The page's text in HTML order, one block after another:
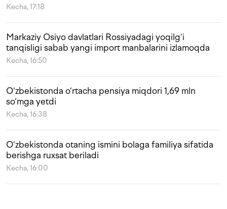
Kecha, 17:18
Markaziy Osiyo davlatlari Rossiyadagi yoqilg‘i
tanqisligi sabab yangi import manbalarini izlamoqda
Kecha, 16:50
O‘zbekistonda o‘rtacha pensiya miqdori 1,69 mln
so‘mga yetdi
Kecha, 16:38
O‘zbekistonda otaning ismini bolaga familiya sifatida
berishga ruxsat beriladi
Kecha, 16:00